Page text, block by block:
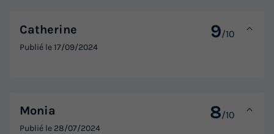
Catherine 9/10
Publié le17/09/2024
Monia 8/10
Publié le 28/07/2024